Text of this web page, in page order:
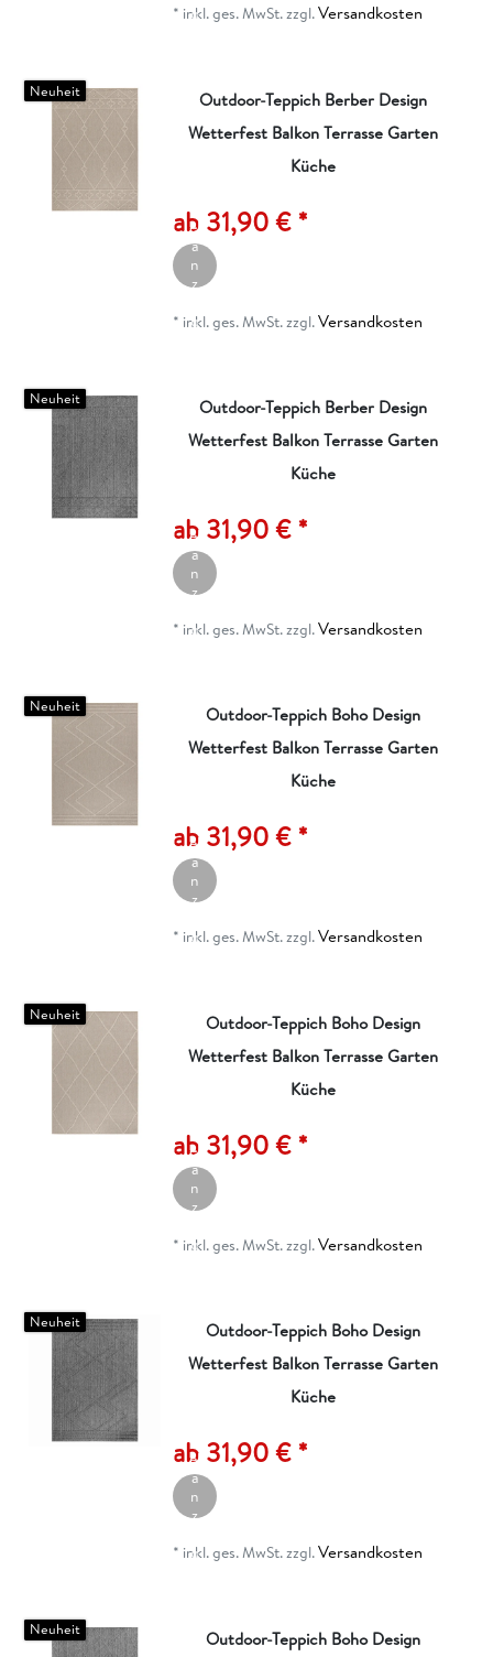
g
* inkl. ges. MwSt.zzgl.Versandkosten
Neuheit
Outdoor-Teppich Berber Design
Wetterfest Balkon Terrasse Garten
Küche
ab 31,90 € *
ik
el
a
n
z
g
* inkl. ges. MwSt.zzgl.Versandkosten
Neuheit
Outdoor-Teppich Berber Design
Wetterfest Balkon Terrasse Garten
Küche
ab 31,90 € *
ik
el
a
n
z
g
* inkl. ges. MwSt.zzgl.Versandkosten
Neuheit
Outdoor-Teppich Boho Design
Wetterfest Balkon Terrasse Garten
Küche
ab 31,90 € *
ik
el
a
n
z
g
* inkl. ges. MwSt.zzgl.Versandkosten
Neuheit
Outdoor-Teppich Boho Design
Wetterfest Balkon Terrasse Garten
Küche
ab 31,90 € *
ik
el
a
n
z
g
* inkl. ges. MwSt.zzgl.Versandkosten
Neuheit
Outdoor-Teppich Boho Design
Wetterfest Balkon Terrasse Garten
Küche
ab 31,90 € *
ik
el
a
n
z
g
* inkl. ges. MwSt.zzgl.Versandkosten
Neuheit Outdoor-Teppich Boho Design